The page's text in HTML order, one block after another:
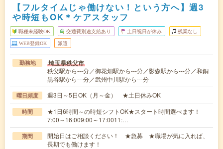
【フルタイムじゃ働けない！という方へ】週3
や時短もOK＊ケアスタッフ
職種未経験OK 交通費別途支給あり 土日祝日が休み 残業なし
WEB登録OK 派遣
勤務地 埼玉県秩父市
秩父駅から---分／御花畑駅から---分／影森駅から---分／和銅
黒谷駅から---分／武州中川駅から---分
曜日頻度 週3日～5日OK（月～金） ★土日休みOK
時間
★1日6時間～の時短シフトOK★スタート時間選べます！
7:00～16:009:00～17:0011:…
期間
開始日はご相談ください！ ★急募 ★職場が気に入れば、
長期でも働けます！